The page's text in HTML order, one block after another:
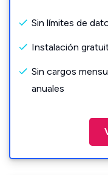
Sin límites de
Instalación
Sin cargos
anuales